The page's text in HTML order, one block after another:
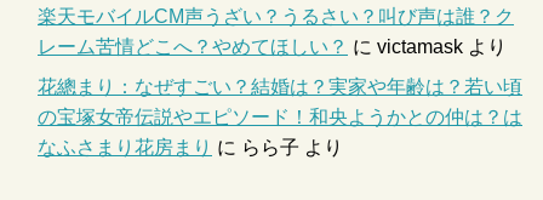
楽天モバイルCM声うざい？うるさい？叫び声は誰？ク
レーム苦情どこへ？やめてほしい？ に victamask より
花總まり：なぜすごい？結婚は？実家や年齢は？若い頃
の宝塚女帝伝説やエピソード！和央ようかとの仲は？は
なふさまり花房まり に らら子 より